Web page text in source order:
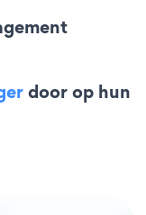
door op hun